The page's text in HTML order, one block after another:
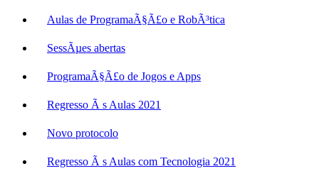
Aulas de ProgramaÃ§Ã£o e RobÃ³tica
SessÃµes abertas
ProgramaÃ§Ã£o de Jogos e Apps
Regresso Ã s Aulas 2021
Novo protocolo
Regresso Ã s Aulas com Tecnologia 2021